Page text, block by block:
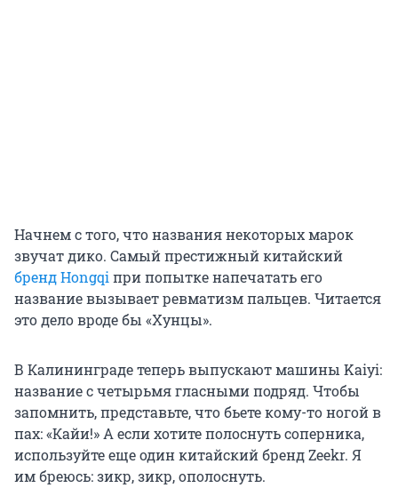
Начнем с того, что названия некоторых марок
звучат дико. Самый престижный китайский
бренд Hongqiпри попытке напечатать его
название вызывает ревматизм пальцев. Читается
это дело вроде бы «Хунцы».
В Калининграде теперь выпускают машины Kaiyi:
название с четырьмя гласными подряд. Чтобы
запомнить, представьте, что бьете кому-то ногой в
пах: «Кайи!» А если хотите полоснуть соперника,
используйте еще один китайский бренд Zeekr. Я
им бреюсь: зикр, зикр, ополоснуть.